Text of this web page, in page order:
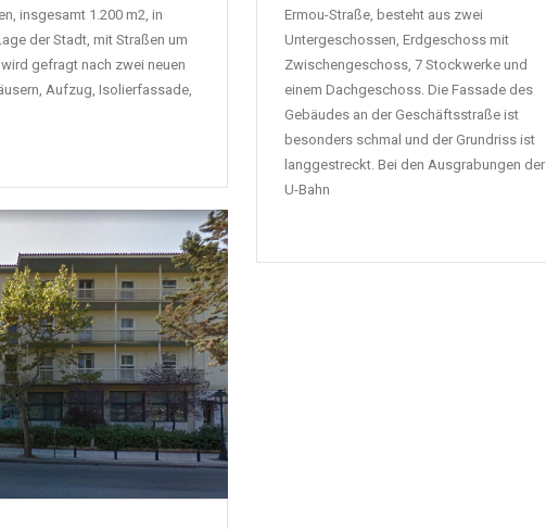
insgesamt 1.200 m2, in
der Stadt, mit Straßen um
wird gefragt nach zwei neuen
Aufzug, Isolierfassade,
Ermou-Straße, besteht aus zwei
Untergeschossen, Erdgeschoss mit
Zwischengeschoss, 7 Stockwerke und
einem Dachgeschoss. Die Fassade des
Gebäudes an der Geschäftsstraße ist
besonders schmal und der Grundriss ist
langgestreckt. Bei den Ausgrabungen der
U-Bahn